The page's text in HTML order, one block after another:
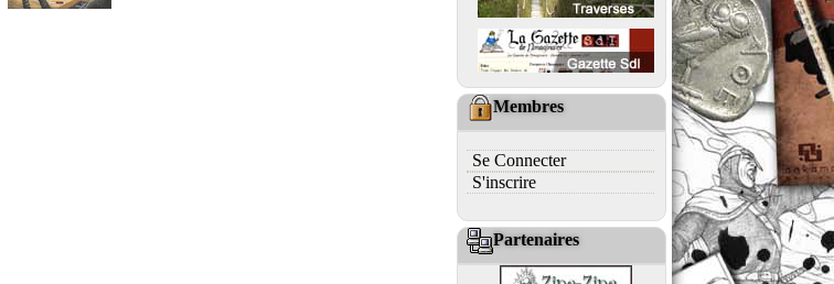
Membres
Se Connecter
S'inscrire
Partenaires